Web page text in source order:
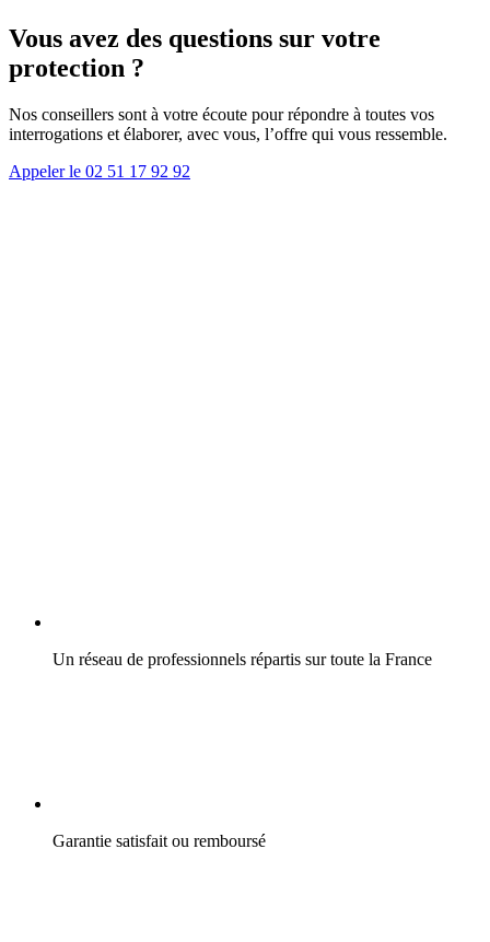
Vous avez des questions sur votre
protection ?
Nos conseillers sont à votre écoute pour répondre à toutes vos
interrogations et élaborer, avec vous, l’offre qui vous ressemble.
Appeler le 02 51 17 92 92
Un réseau de professionnels répartis sur toute la France
Garantie satisfait ou remboursé